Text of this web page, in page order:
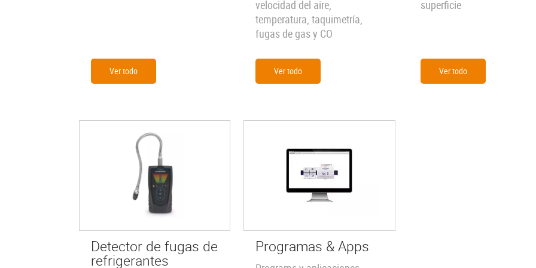
Ver todo
velocidad del aire,
temperatura, taquimetría,
fugas de gas y CO
Ver todo
superficie
Ver todo
Detector de fugas de
refrigerantes
Programas & Apps